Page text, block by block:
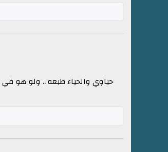
حياوي والحياء طبعه .. ولو هو في